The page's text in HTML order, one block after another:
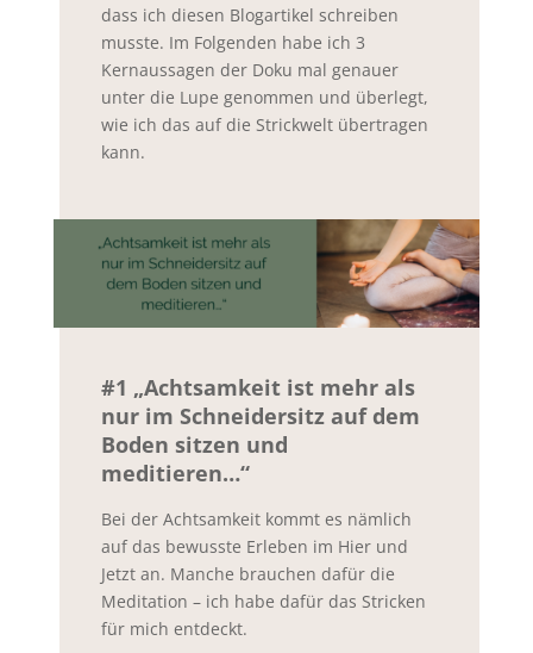
dass ich diesen Blogartikel schreiben
musste. Im Folgenden habe ich 3
Kernaussagen der Doku mal genauer
unter die Lupe genommen und überlegt,
wie ich das auf die Strickwelt übertragen
kann.
#1 „Achtsamkeit ist mehr als
nur im Schneidersitz auf dem
Boden sitzen und
meditieren…“
Bei der Achtsamkeit kommt es nämlich
auf das bewusste Erleben im Hier und
Jetzt an. Manche brauchen dafür die
Meditation – ich habe dafür das Stricken
für mich entdeckt.